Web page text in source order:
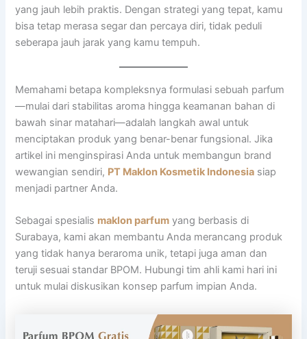
yang jauh lebih praktis. Dengan strategi yang tepat, kamu
bisa tetap merasa segar dan percaya diri, tidak peduli
seberapa jauh jarak yang kamu tempuh.
Memahami betapa kompleksnya formulasi sebuah parfum
—mulai dari stabilitas aroma hingga keamanan bahan di
bawah sinar matahari—adalah langkah awal untuk
menciptakan produk yang benar-benar fungsional. Jika
artikel ini menginspirasi Anda untuk membangun brand
wewangian sendiri, PT Maklon Kosmetik Indonesia siap
menjadi partner Anda.
Sebagai spesialis maklon parfum yang berbasis di
Surabaya, kami akan membantu Anda merancang produk
yang tidak hanya beraroma unik, tetapi juga aman dan
teruji sesuai standar BPOM. Hubungi tim ahli kami hari ini
untuk mulai diskusikan konsep parfum impian Anda.